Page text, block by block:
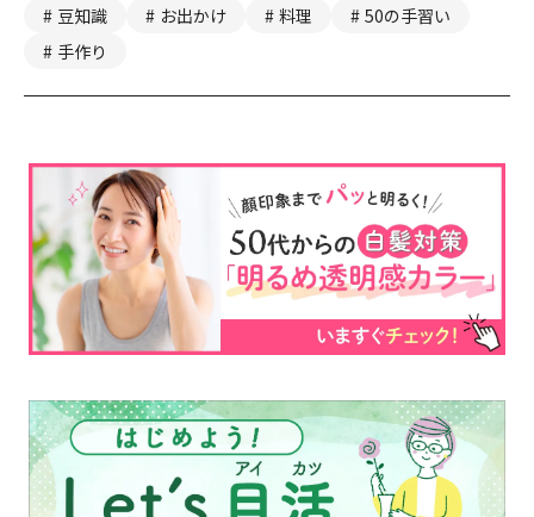
豆知識 お出かけ 料理
50の手習い
手作り